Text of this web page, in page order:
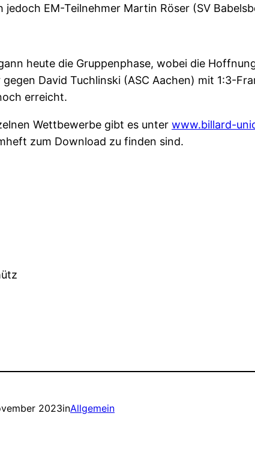
EM-Teilnehmer Martin Röser (SV
heute die Gruppenphase, wobei die
David Tuchlinski (ASC Aachen) mit 1:3-
erreicht.
Wettbewerbe gibt es unter www.billard-
zum Download zu finden sind.
2023inAllgemein